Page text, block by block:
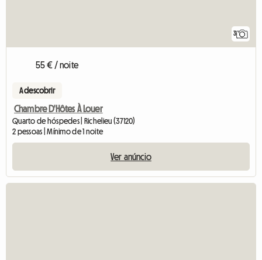
3
55 € / noite
A descobrir
Chambre D'Hôtes À Louer
Quarto de hóspedes | Richelieu (37120)
2 pessoas | Mínimo de 1 noite
Ver anúncio